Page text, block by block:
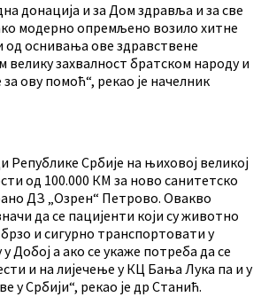
донација и за Дом здравља и за све
модерно опремљено возило хитне
оснивања ове здравствене
велику захвалност братском народу и
за ову помоћ“, рекао је начелник
Републике Србије на њиховој великој
од 100.000 КМ за ново санитетско
ДЗ „Озрен“ Петрово. Овакво
да се пацијенти који су животно
и сигурно транспортовати у
Добој а ако се укаже потреба да се
и на лијечење у КЦ Бања Лука па и у
у Србији“, рекао је др Станић.